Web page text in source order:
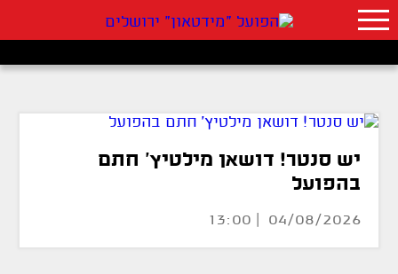
יש סנטר! דושאן מילטיץ' חתם
בהפועל
04/08/2026 | 13:00